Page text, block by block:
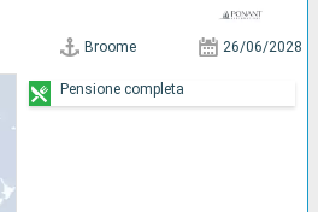
Broome 26/06/2028
Pensione completa